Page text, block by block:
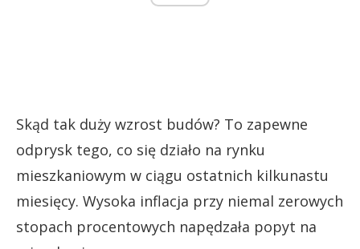
Skąd tak duży wzrost budów? To zapewne
odprysk tego, co się działo na rynku
mieszkaniowym w ciągu ostatnich kilkunastu
miesięcy. Wysoka inflacja przy niemal zerowych
stopach procentowych napędzała popyt na